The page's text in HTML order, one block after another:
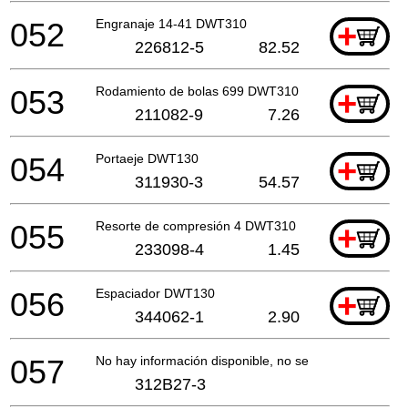
Engranaje 14-41 DWT310 +
052 226812-5 82.52
Rodamiento de bolas 699 DWT310 +
053 211082-9 7.26
Portaeje DWT130 +
054 311930-3 54.57
Resorte de compresión 4 DWT310 +
055 233098-4 1.45
Espaciador DWT130 +
056 344062-1 2.90
No hay información disponible, no se puede pedir
057 312B27-3